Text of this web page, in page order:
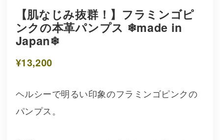
【肌なじみ抜群！】フラミンゴピ
ンクの本革パンプス ❄︎made in
Japan❄︎
¥13,200
ヘルシーで明るい印象のフラミンゴピンクの
パンプス。